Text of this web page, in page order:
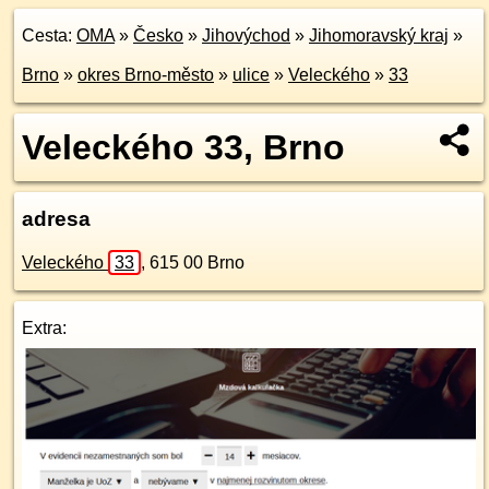
Cesta: OMA» Česko » Jihovýchod » Jihomoravský kraj »
Brno » okres Brno-město » ulice » Veleckého » 33
Veleckého 33, Brno
adresa
Veleckého 33 , 615 00 Brno
Extra: